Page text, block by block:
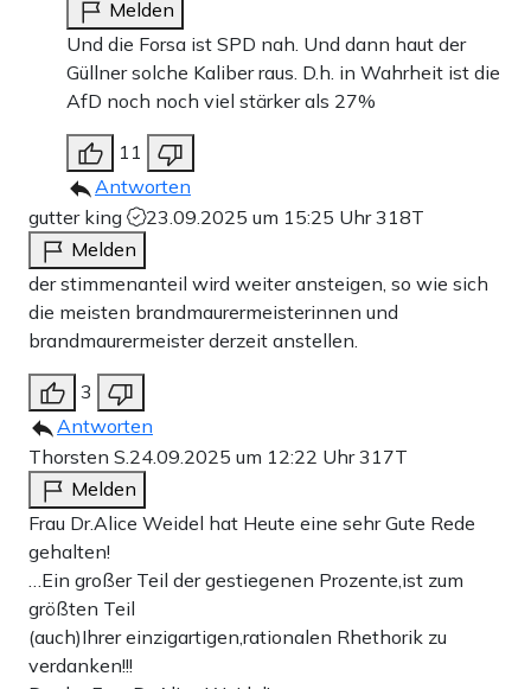
Melden
Und die Forsa ist SPD nah. Und dann haut der
Güllner solche Kaliber raus. D.h. in Wahrheit ist die
AfD noch noch viel stärker als 27%
11
Antworten
gutter king
23.09.2025 um 15:25 Uhr318T
Melden
der stimmenanteil wird weiter ansteigen, so wie sich
die meisten brandmaurermeisterinnen und
brandmaurermeister derzeit anstellen.
3
Antworten
Thorsten S.24.09.2025 um 12:22 Uhr317T
Melden
Frau Dr.Alice Weidel hat Heute eine sehr Gute Rede
gehalten!
…Ein großer Teil der gestiegenen Prozente,ist zum
größten Teil
(auch)Ihrer einzigartigen,rationalen Rhethorik zu
verdanken!!!